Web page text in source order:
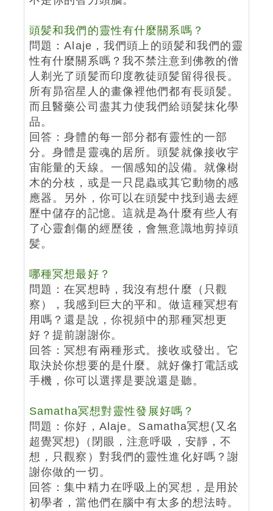
頭髪和我們的靈性有什麼關系嗎？
問題：Alaje，我們頭上的頭髪和我們的靈
性有什麼關系嗎？我不禁注意到佛教的僧
人剃光了頭髪而印度教徒頭髪留得很長。
所有昴宿星人的畫像裡他們都有長頭髪。
而且醫藥公司盡其力使我們給頭髪抹化學
品。
回答：身體的每一部分都有靈性的一部
分。身體是靈魂的居所。頭髪就像接收宇
宙能量的天線。一個感知的設備。就像樹
木的分枝，或是一只昆蟲或其它動物的感
應器。另外，你可以在頭髪中找到過去經
歷中儲存的記憶。這就是為什麼有些人有
了心靈創傷的經歷後，會無意識地剪掉頭
髪。
哪種冥想最好？
問題：在冥想時，我沒有想什麼（只觀
察），我感到巨大的平和。做這種冥想有
用嗎？還是說，你視頻中的那種冥想更
好？提前謝謝你。
回答：冥想有兩種形式。接收或發出。它
取決於你想要的是什麼。就好像打電話或
手機，你可以選擇是要說還是聽。
Samatha冥想對靈性發展好嗎？
問題：你好，Alaje。Samatha冥想(又名
超覺冥想)（閉眼，注意呼吸，安靜，不
想，只觀察）對我們的靈性進化好嗎？謝
謝你做的一切。
回答：集中精力在呼吸上的冥想，是用於
初學者，當他們在腦中有太多的想法時。